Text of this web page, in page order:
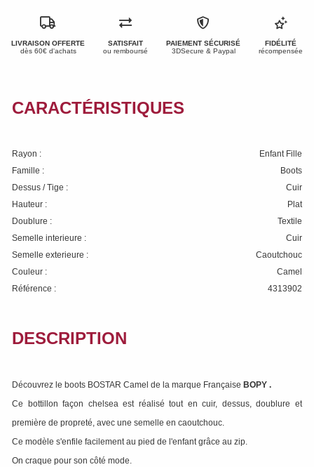
LIVRAISON OFFERTE
dès 60€ d'achats
SATISFAIT
ou remboursé
PAIEMENT SÉCURISÉ
3DSecure & Paypal
FIDÉLITÉ
récompensée
CARACTÉRISTIQUES
Rayon :
Enfant Fille
Famille :
Boots
Dessus / Tige :
Cuir
Hauteur :
Plat
Doublure :
Textile
Semelle interieure :
Cuir
Semelle exterieure :
Caoutchouc
Couleur :
Camel
Référence :
4313902
DESCRIPTION
Découvrez le boots BOSTAR Camel de la marque Française BOPY .
Ce bottillon façon chelsea est réalisé tout en cuir, dessus, doublure et
première de propreté, avec une semelle en caoutchouc.
Ce modèle s'enfile facilement au pied de l'enfant grâce au zip.
On craque pour son côté mode.